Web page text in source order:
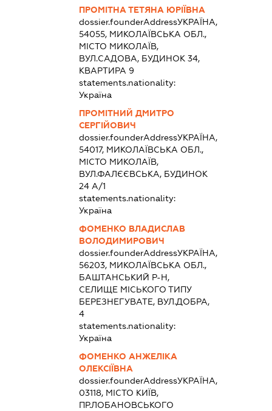
ПРОМІТНА ТЕТЯНА ЮРІЇВНА
dossier.founderAddressУКРАЇНА,
54055, МИКОЛАЇВСЬКА ОБЛ.,
МІСТО МИКОЛАЇВ,
ВУЛ.САДОВА, БУДИНОК 34,
КВАРТИРА 9
statements.nationality:
Україна
ПРОМІТНИЙ ДМИТРО
СЕРГІЙОВИЧ
dossier.founderAddressУКРАЇНА,
54017, МИКОЛАЇВСЬКА ОБЛ.,
МІСТО МИКОЛАЇВ,
ВУЛ.ФАЛЄЄВСЬКА, БУДИНОК
24 А/1
statements.nationality:
Україна
ФОМЕНКО ВЛАДИСЛАВ
ВОЛОДИМИРОВИЧ
dossier.founderAddressУКРАЇНА,
56203, МИКОЛАЇВСЬКА ОБЛ.,
БАШТАНСЬКИЙ Р-Н,
СЕЛИЩЕ МІСЬКОГО ТИПУ
БЕРЕЗНЕГУВАТЕ, ВУЛ.ДОБРА,
4
statements.nationality:
Україна
ФОМЕНКО АНЖЕЛІКА
ОЛЕКСІЇВНА
dossier.founderAddressУКРАЇНА,
03118, МІСТО КИЇВ,
ПР.ЛОБАНОВСЬКОГО